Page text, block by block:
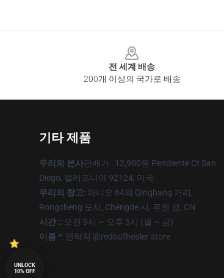
전 세계 배송
200개 이상의 국가로 배송
기타 제품
우리의 본사판매가 : 12,900원 Pendiente Ct San
Diego, 캘리포니아 92124, 미국
우리의 창고: 아니오 64의 Qinghang 거리,
Rongcheng 도시, Chengde 시, 푸젠 성, CN
시간 :: 오전 9시 ~ 오후 5시 (월 ~ 금)
이름 *: 연락처 @redoofhealer.store
UNLOCK
10% OFF